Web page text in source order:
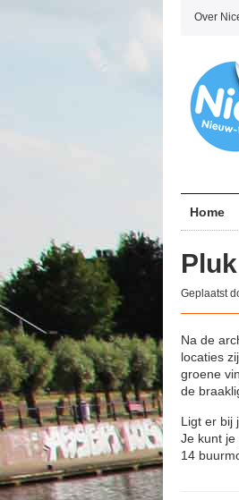
Over
Home
Geplaatst
Na de
locaties
groene
de
Ligt er bij
Je kunt je
14